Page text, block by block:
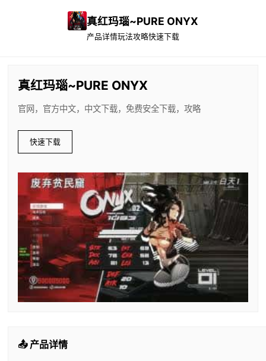
真红玛瑙~PURE ONYX
产品详情玩法攻略快速下载
真红玛瑙~PURE ONYX
官网，官方中文，中文下载，免费安全下载，攻略
快速下载
📤 产品详情